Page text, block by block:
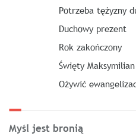
Potrzeba tężyzny
Duchowy prezent
Rok zakończony
Święty
Ożywić
Myśl jest bronią